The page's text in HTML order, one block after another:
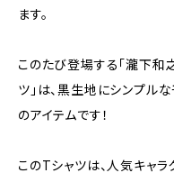
ます。
このたび登場する「瀧下和
ツ」は、黒生地にシンプル
のアイテムです！
このTシャツは、人気キャラ